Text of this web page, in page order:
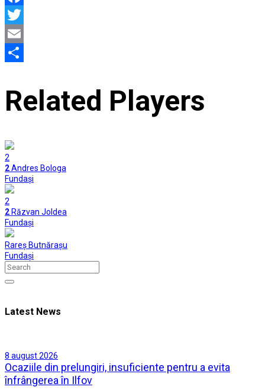
Facebook
Twitter
Email
Related Players
2
2Andres Bologa
Fundași
2
2 Răzvan Joldea
Fundași
Rareș Butnărașu
Fundași
Latest News
8 august 2026
Ocaziile din prelungiri, insuficiente pentru a evita
înfrângerea în Ilfov